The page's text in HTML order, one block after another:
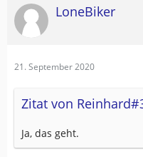
LoneBiker
21. September 2020
Zitat von
Ja, das geht.